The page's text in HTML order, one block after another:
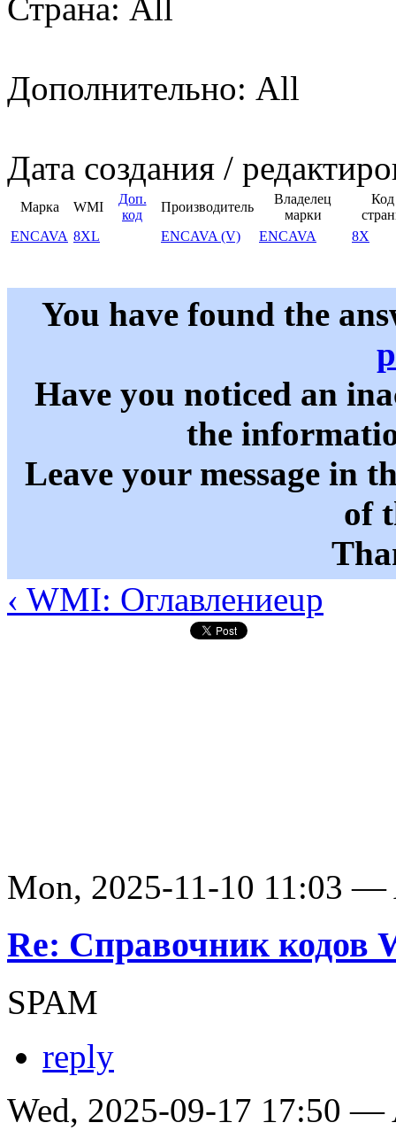
Страна: All
Дополнительно: All
Дата создания /
Марка WMI
Доп.
код
Производитель
Владелец
марки
Код
ENCAVA 8XL ENCAVA (V) ENCAVA 8X
You have found the
Have you noticed an
the
Leave your message in
of
‹ WMI: Оглавлениеup
Mon, 2025-11-10 11:03 —
Re: Справочник кодов
SPAM
reply
Wed, 2025-09-17 17:50 —